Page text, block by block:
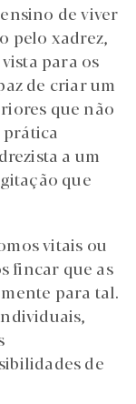
de viver
pelo xadrez,
para os
de criar um
que não
a um
que
vitais ou
fincar que as
para tal.
de